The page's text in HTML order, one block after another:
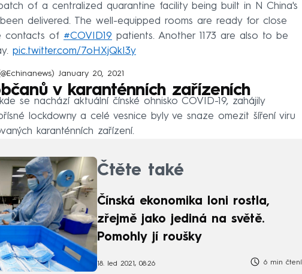
of a centralized quarantine facility being built in N China's
delivered. The well-equipped rooms are ready for close
contacts of #COVID19 patients. Another 1173 are also to be
pic.twitter.com/7oHXjQkI3y
January 20, 2021
v karanténních zařízeních
se nachází aktuální čínské ohnisko COVID-19, zahájily
lockdowny a celé vesnice byly ve snaze omezit šíření viru
karanténních zařízení.
Čtěte také
Čínská ekonomika loni rostla,
zřejmě jako jediná na světě.
Pomohly jí roušky
18. led 2021, 08:26 6 min čtení